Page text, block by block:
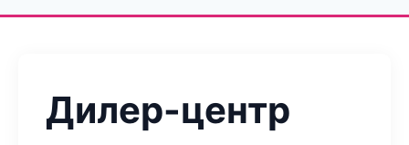
Дилер-центр